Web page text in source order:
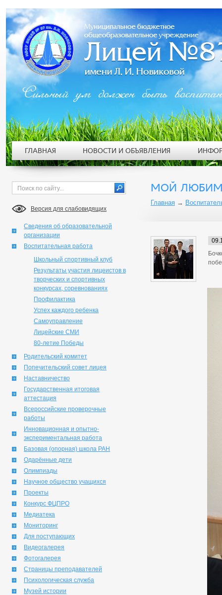
Версия для слабовидящих
Сведения об образовательной
организации
Воспитательная работа
Школьный спортивный клуб
Результаты участия лицеистов в
творческих и спортивных
конкурсах, соревнованиях
Профилактика
Успех каждого ребенка
Самоуправление
Лицейские СМИ
80-летие Победы
Родительский комитет
Попечительский совет лицея
Наставничество
Государственная итоговая
аттестация
Всероссийские проверочные
работы
Инновационная и опытно-
экспериментальная работа
Базовая (опорная) школа РАН
Одарённые дети
Олимпиады
Научное общество учащихся
Проекты
Конкурс ФЦПРО
Медиатека
Мониторинг
Для поступающих
Видеогалерея
Фотогалерея
Страницы преподавателей
Психологическая служба
Музей истории
МОЙ
Главная →
Сильный ум должен быть
ГЛАВНАЯ НОВОСТИ И ОБЪЯВЛЕНИЯ